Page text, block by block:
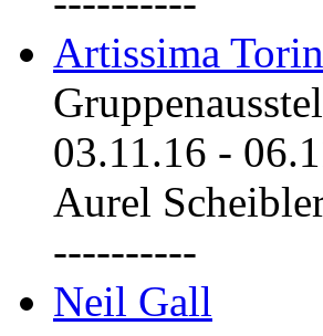
Artissima
03.11.16 -
Aurel
----------
Neil Gall